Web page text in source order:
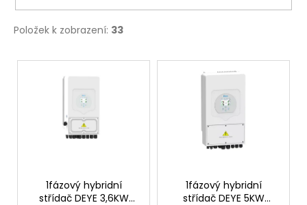
Položek k zobrazení: 33
V
1fázový hybridní
střídač DEYE 3,6KW
1fázový hybridní
střídač DEYE 5KW
PALETA
BIFACIÁLNÍ